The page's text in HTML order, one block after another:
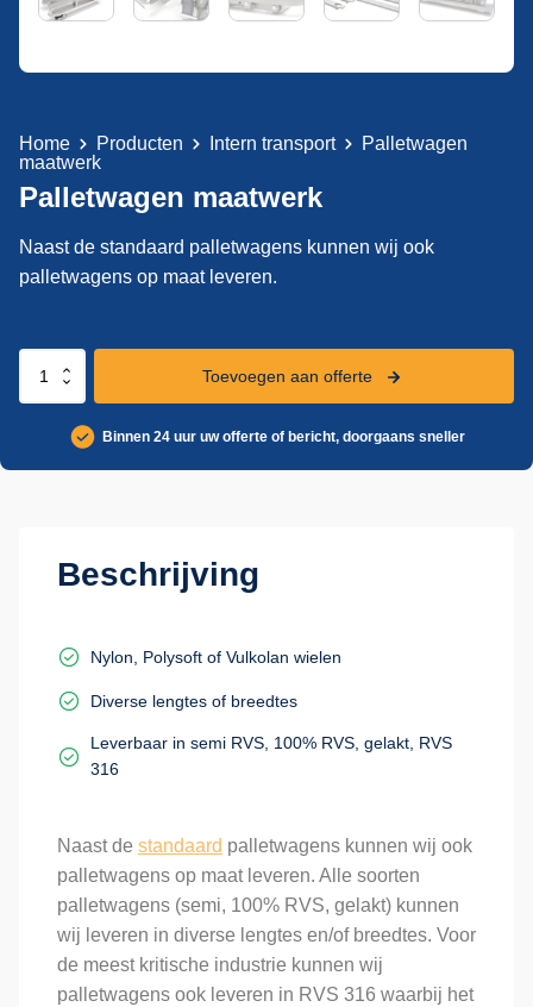
Home Producten Intern transport
Palletwagen
maatwerk
Palletwagen maatwerk
Naast de standaard palletwagens kunnen wij ook
palletwagens op maat leveren.
Palletwagen
Toevoegen aan offerte
Binnen 24 uur uw offerte of bericht, doorgaans sneller
Beschrijving
Nylon, Polysoft of Vulkolan wielen
Diverse lengtes of breedtes
Leverbaar in semi RVS, 100% RVS, gelakt, RVS
316
Naast de standaard palletwagens kunnen wij ook
palletwagens op maat leveren. Alle soorten
palletwagens (semi, 100% RVS, gelakt) kunnen
wij leveren in diverse lengtes en/of breedtes. Voor
de meest kritische industrie kunnen wij
palletwagens ook leveren in RVS 316 waarbij het